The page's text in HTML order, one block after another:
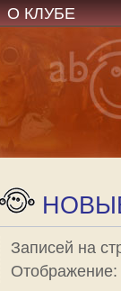
О КЛУБЕ
Записей на
Отображение: